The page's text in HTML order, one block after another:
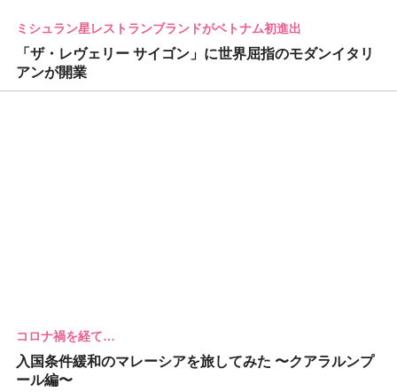
ミシュラン星レストランブランドがベトナム初進出
「ザ・レヴェリー サイゴン」に世界屈指のモダンイタリ
アンが開業
コロナ禍を経て…
入国条件緩和のマレーシアを旅してみた 〜クアラルンプ
ール編〜